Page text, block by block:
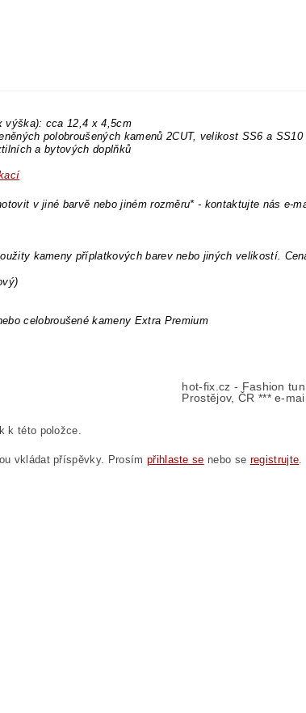
výška): cca 12,4 x 4,5cm
polobroušených kamenů 2CUT, velikost SS6 a SS10
a bytových doplňků
v jiné barvě nebo jiném rozměru* - kontaktujte nás e-
kameny příplatkových barev nebo jiných velikostí.
celobroušené kameny Extra Premium
hot-fix.cz - Fashion
Prostějov, ČR *** e-
k této položce.
vkládat příspěvky. Prosím přihlaste se nebo se registrujte.